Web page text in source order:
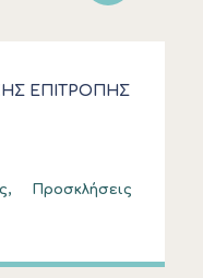
ΕΠΙΤΡΟΠΗΣ
Προσκλήσεις